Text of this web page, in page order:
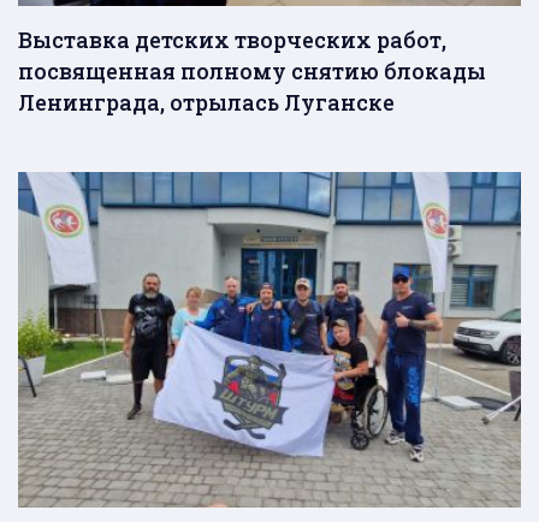
Выставка детских творческих работ,
посвященная полному снятию блокады
Ленинграда, отрылась Луганске